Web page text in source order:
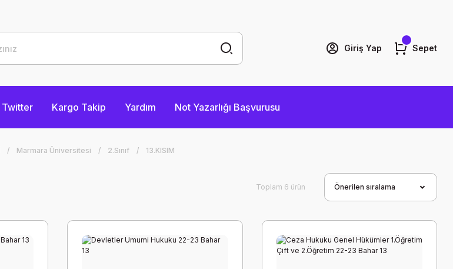
Giriş Yap Sepet
Twitter Kargo Takip Yardım Not Yazarlığı Başvurusu
Marmara Üniversitesi 2.Sınıf 13.KISIM
Toplam 6 ürün